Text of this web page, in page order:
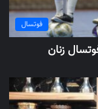
فوتسال
زنان